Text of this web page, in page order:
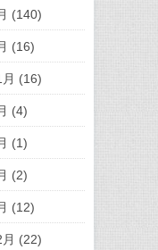
(140)
(16)
(16)
(4)
(1)
(2)
(12)
(22)